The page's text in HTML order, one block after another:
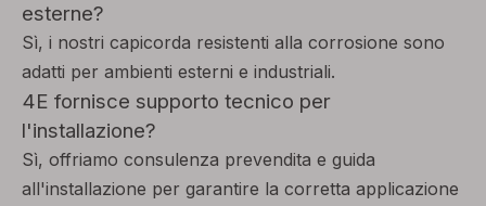
esterne?
Sì, i nostri capicorda resistenti alla corrosione sono
adatti per ambienti esterni e industriali.
4E fornisce supporto tecnico per
l'installazione?
Sì, offriamo consulenza prevendita e guida
all'installazione per garantire la corretta applicazione